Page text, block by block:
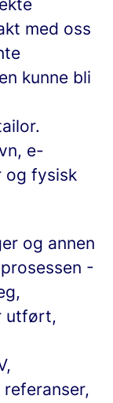
med oss
kunne bli
e-
og fysisk
og annen
-
utført,